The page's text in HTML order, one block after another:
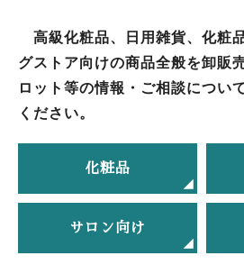
高級化粧品、日用雑貨、化粧
グストア向けの商品全般を卸販
ロット等の情報・ご相談につい
ください。
化粧品
サロン向け